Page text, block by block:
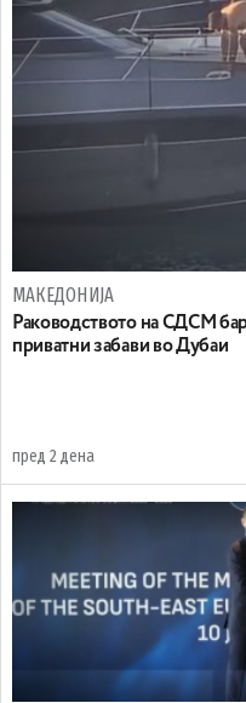
МАКЕДОНИЈА
Раководството на СДСМ
приватни забави во Дубаи
пред 2 дена